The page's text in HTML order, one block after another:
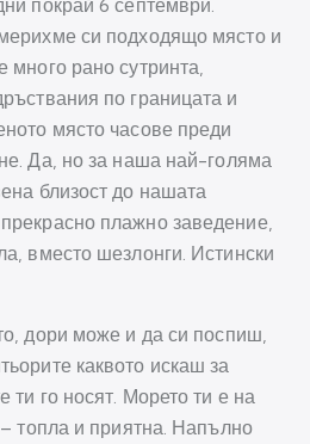
си подходящо място и
много рано сутринта,
по границата и
място часове преди
Да, но за наша най-голяма
близост до нашата
плажно заведение,
вместо шезлонги. Истински
дори може и да си поспиш,
каквото искаш за
ти го носят. Морето ти е на
топла и приятна. Напълно